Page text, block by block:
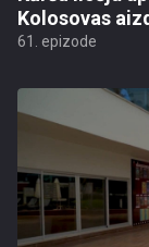
Kolosovas
61. epizode